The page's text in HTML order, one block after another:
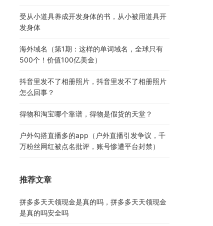
受从小道具养成开发身体的书，从小被用道具开
发身体
海外域名（第1期：这样的单词域名，全球只有
500个！价值100亿美金）
抖音里发不了相册照片，抖音里发不了相册照片
怎么回事？
得物和淘宝哪个靠谱，得物是假货的天堂？
户外勾搭直播多的app（户外直播引发争议，千
万粉丝网红被点名批评，账号惨遭平台封禁）
推荐文章
拼多多天天领现金是真的吗，拼多多天天领现金
是真的吗安全吗